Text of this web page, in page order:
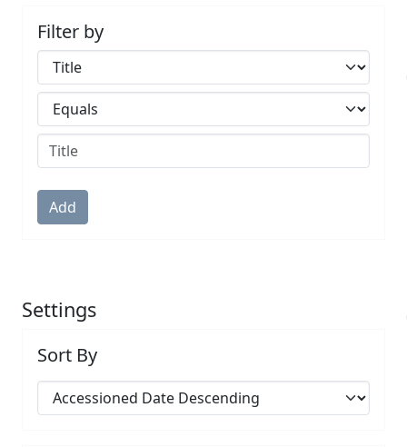
Filter by
Filters
Operators
Submit
Add
Settings
Sort By